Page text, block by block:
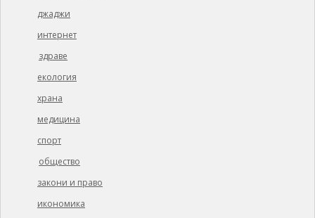
джаджи
интернет
здраве
екология
храна
медицина
спорт
общество
закони и право
икономика